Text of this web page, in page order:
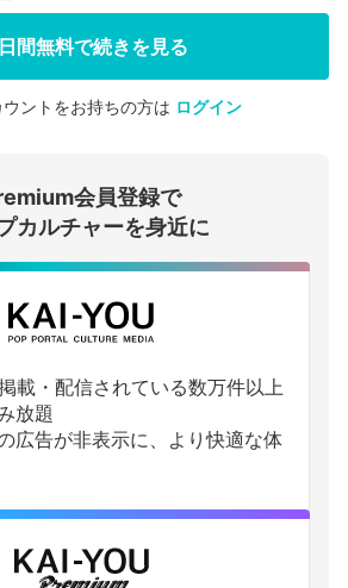
会員登録する
ログインする
間無料で続きを見る
ントをお持ちの方は ログイン
会員登録で
カルチャーを身近に
載・配信されている数万件以上
放題
広告が非表示に、より快適な体